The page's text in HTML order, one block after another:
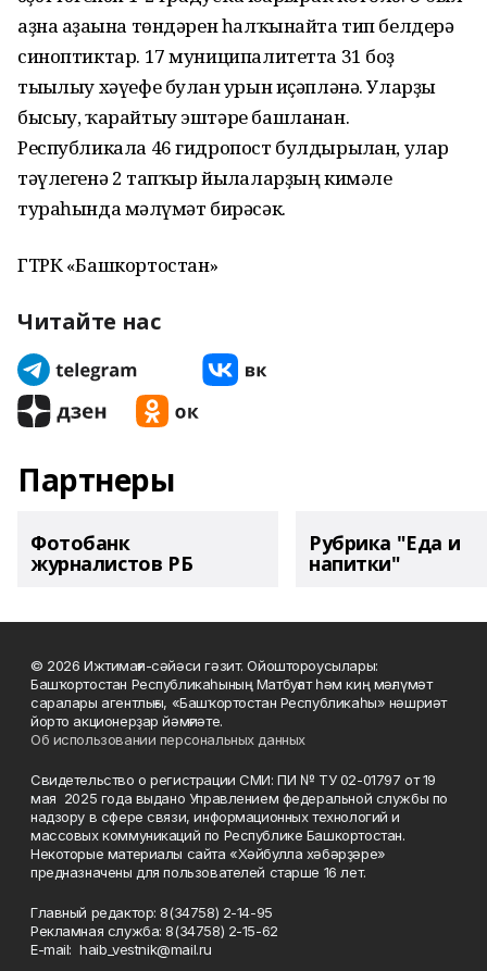
аҙна аҙағына төндәрен һалҡынайта тип белдерә
синоптиктар. 17 муниципалитетта 31 боҙ
тығылыу хәүефе булған урын иҫәпләнә. Уларҙы
бысыу, ҡарайтыу эштәре башланған.
Республикала 46 гидропост булдырылған, улар
тәүлегенә 2 тапҡыр йылғаларҙың кимәле
тураһында мәғлүмәт бирәсәк.
ГТРК «Башкортостан»
Читайте нас
Партнеры
Фотобанк
журналистов РБ
Рубрика "Еда и
напитки"
© 2026 Ижтимағи-сәйәси гәзит. Ойоштороусылары:
Башҡортостан Республикаһының Матбуғат һәм киң мәғлүмәт
саралары агентлығы, «Башҡортостан Республикаһы» нәшриәт
йорто акционерҙар йәмғиәте.
Об использовании персональных данных
Свидетельство о регистрации СМИ: ПИ № ТУ 02-01797 от 19
мая 2025 года выдано Управлением федеральной службы по
надзору в сфере связи, информационных технологий и
массовых коммуникаций по Республике Башкортостан.
Некоторые материалы сайта «Хәйбулла хәбәрҙәре»
предназначены для пользователей старше 16 лет.
Главный редактор: 8(34758) 2-14-95
Рекламная служба: 8(34758) 2-15-62
Е-mаil: haib_vestnik@mail.ru